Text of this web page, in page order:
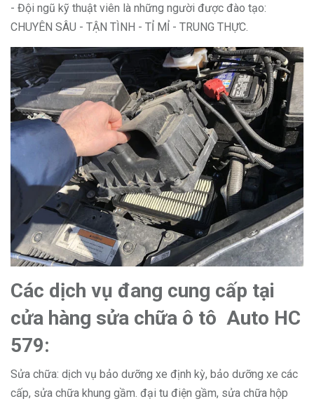
- Đội ngũ kỹ thuật viên là những người được đào tạo:
CHUYÊN SÂU - TẬN TÌNH - TỈ MỈ - TRUNG THỰC.
Các dịch vụ đang cung cấp tại
cửa hàng sửa chữa ô tô Auto HC
579:
Sửa chữa: dịch vụ bảo dưỡng xe định kỳ, bảo dưỡng xe các
cấp, sửa chữa khung gầm. đại tu điện gầm, sửa chữa hộp